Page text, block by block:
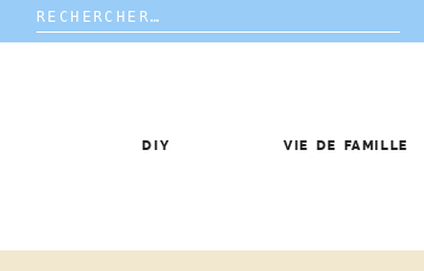
Rechercher :
DIY VIE DE FAMILLE